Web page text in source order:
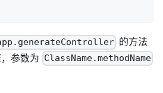
的方法
参数为 ClassName.methodName